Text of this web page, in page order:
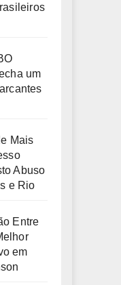
um
Mais
Abuso
e Rio
Entre
em